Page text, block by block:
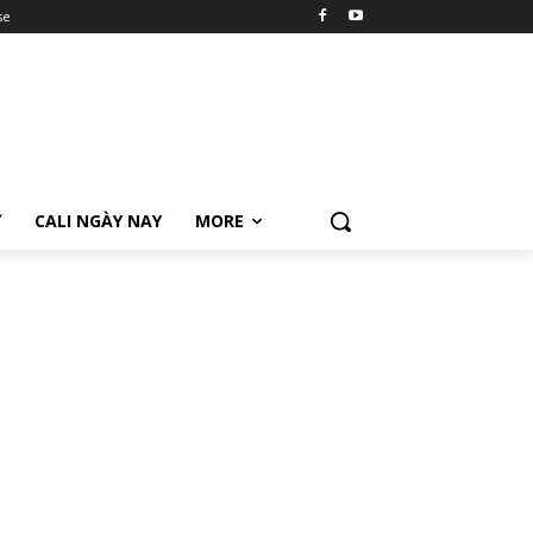
CALI NGÀY NAY MORE